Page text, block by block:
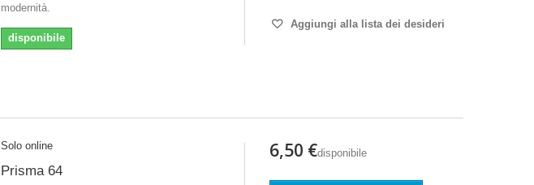
modernità.
disponibile
Aggiungi alla lista dei desideri
Solo online
Prisma 64
6,50 €disponibile